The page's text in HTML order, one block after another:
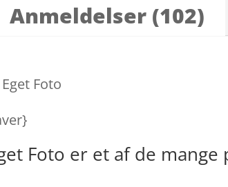
Anmeldelser (102)
Foto
Foto er et af de